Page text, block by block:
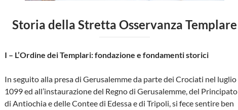
Storia della Stretta Osservanza Templare
I – L’Ordine dei Templari: fondazione e fondamenti storici
In seguito alla presa di Gerusalemme da parte dei Crociati nel luglio
1099 ed all’instaurazione del Regno di Gerusalemme, del Principato
di Antiochia e delle Contee di Edessa e di Tripoli, si fece sentire ben